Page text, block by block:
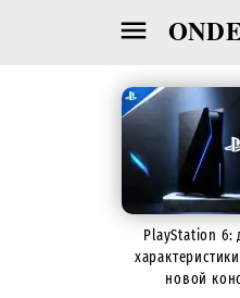
PlayStation 6:
новой